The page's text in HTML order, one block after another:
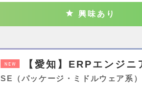
興味あり
NEW 【愛知】ERPエンジニ
SE（パッケージ・ミドルウェア系）